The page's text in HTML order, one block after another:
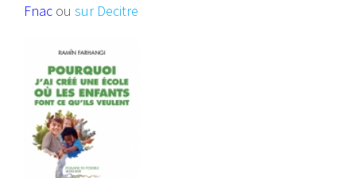
Fnac ou sur Decitre